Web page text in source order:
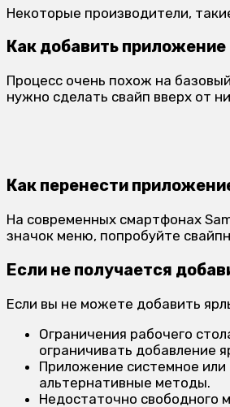
Некоторые производители,
Как добавить приложение
Процесс очень похож на
нужно сделать свайп вверх от
Как перенести
На современных смартфонах
значок меню, попробуйте
Если не получается
Если вы не можете добавить
Ограничения рабочего
ограничивать добавление
Приложение системное
альтернативные методы.
Недостаточно свободного